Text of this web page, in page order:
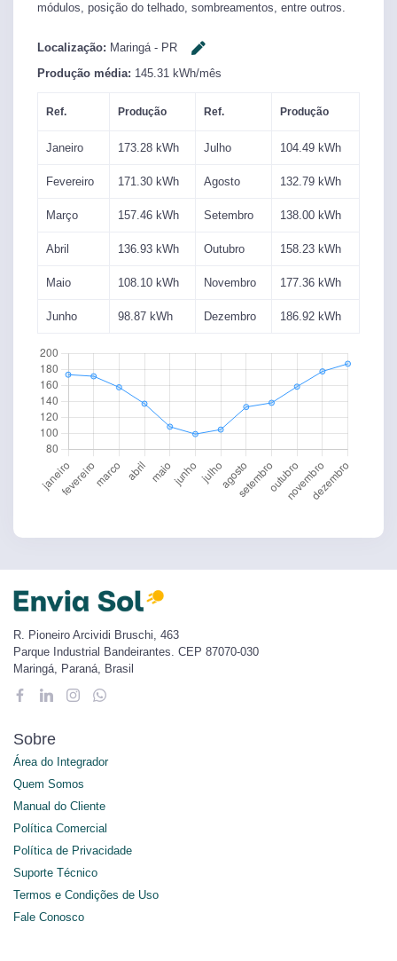
módulos, posição do telhado, sombreamentos, entre outros.
Localização: Maringá- PR
Produção média: 145.31 kWh/mês
Ref. Produção Ref. Produção
Janeiro 173.28 kWh Julho 104.49 kWh
Fevereiro 171.30 kWh Agosto 132.79 kWh
Março 157.46 kWh Setembro 138.00 kWh
Abril 136.93 kWh Outubro 158.23 kWh
Maio 108.10 kWh Novembro 177.36 kWh
Junho 98.87 kWh Dezembro 186.92 kWh
R. Pioneiro Arcividi Bruschi, 463
Parque Industrial Bandeirantes. CEP 87070-030
Maringá, Paraná, Brasil
Sobre
Área do Integrador
Quem Somos
Manual do Cliente
Política Comercial
Política de Privacidade
Suporte Técnico
Termos e Condições de Uso
Fale Conosco